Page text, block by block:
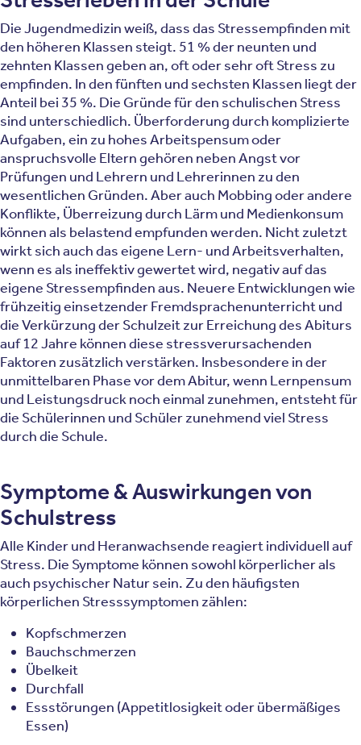
Die Jugendmedizin weiß, dass das Stressempfinden mit
den höheren Klassen steigt. 51 % der neunten und
zehnten Klassen geben an, oft oder sehr oft Stress zu
empfinden. In den fünften und sechsten Klassen liegt der
Anteil bei 35 %. Die Gründe für den schulischen Stress
sind unterschiedlich. Überforderung durch komplizierte
Aufgaben, ein zu hohes Arbeitspensum oder
anspruchsvolle Eltern gehören neben Angst vor
Prüfungen und Lehrern und Lehrerinnen zu den
wesentlichen Gründen. Aber auch Mobbing oder andere
Konflikte, Überreizung durch Lärm und Medienkonsum
können als belastend empfunden werden. Nicht zuletzt
wirkt sich auch das eigene Lern- und Arbeitsverhalten,
wenn es als ineffektiv gewertet wird, negativ auf das
eigene Stressempfinden aus. Neuere Entwicklungen wie
frühzeitig einsetzender Fremdsprachenunterricht und
die Verkürzung der Schulzeit zur Erreichung des Abiturs
auf 12 Jahre können diese stressverursachenden
Faktoren zusätzlich verstärken. Insbesondere in der
unmittelbaren Phase vor dem Abitur, wenn Lernpensum
und Leistungsdruck noch einmal zunehmen, entsteht für
die Schülerinnen und Schüler zunehmend viel Stress
durch die Schule.
Symptome & Auswirkungen von
Schulstress
Alle Kinder und Heranwachsende reagiert individuell auf
Stress. Die Symptome können sowohl körperlicher als
auch psychischer Natur sein. Zu den häufigsten
körperlichen Stresssymptomen zählen:
Kopfschmerzen
Bauchschmerzen
Übelkeit
Durchfall
Essstörungen (Appetitlosigkeit oder übermäßiges
Essen)